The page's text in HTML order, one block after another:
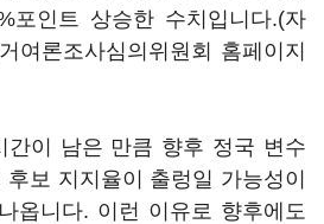
포인트 상승한 수치입니다.(자
여론조사심의위원회 홈페이지
간이 남은 만큼 향후 정국 변수
보 지지율이 출렁일 가능성이
옵니다. 이런 이유로 향후에도